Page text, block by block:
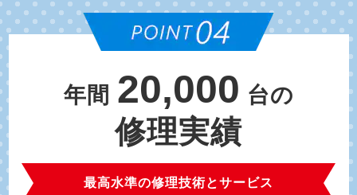
年間 20,000 台の
修理実績
最高水準の修理技術とサービス